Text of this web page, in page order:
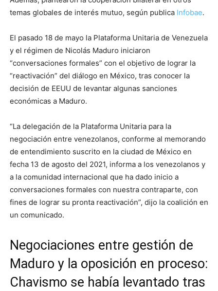
temas globales de interés mutuo, según publica Infobae.
El pasado 18 de mayo la Plataforma Unitaria de Venezuela
y el régimen de Nicolás Maduro iniciaron
“conversaciones formales” con el objetivo de lograr la
“reactivación” del diálogo en México, tras conocer la
decisión de EEUU de levantar algunas sanciones
económicas a Maduro.
“La delegación de la Plataforma Unitaria para la
negociación entre venezolanos, conforme al memorando
de entendimiento suscrito en la ciudad de México en
fecha 13 de agosto del 2021, informa a los venezolanos y
a la comunidad internacional que ha dado inicio a
conversaciones formales con nuestra contraparte, con
fines de lograr su pronta reactivación”, dijo la coalición en
un comunicado.
Negociaciones entre gestión de
Maduro y la oposición en proceso:
Chavismo se había levantado tras